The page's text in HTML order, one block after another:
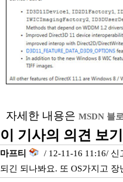
자세한 내용은 MSDN 블
이 기사의 의견 보기
마프티 / 12-11-16 11:16/ 신
되긴 되나봐요. 또 OS가지고 장